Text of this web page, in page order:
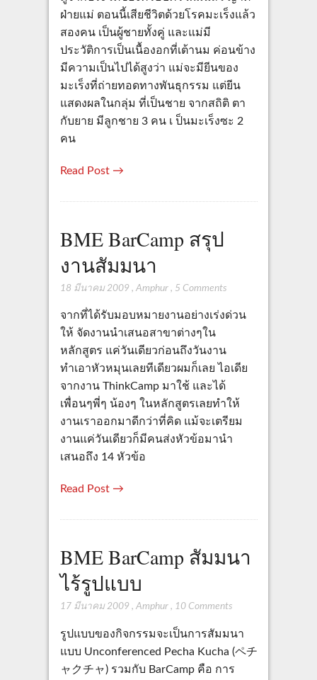
ฝ่ายแม่ ตอนนี้เสียชีวิตด้วยโรคมะเร็งแล้ว
สองคน เป็นผู้ชายทั้งคู่ และแม่มี
ประวัติการเป็นเนื้องอกที่เต้านม ค่อนข้าง
มีความเป็นไปได้สูงว่า แม่จะมียีนของ
มะเร็งที่ถ่ายทอดทางพันธุกรรม แต่ยีน
แสดงผลในกลุ่ม ที่เป็นชาย จากสถิติ ตา
กับยาย มีลูกชาย 3 คน เ ป็นมะเร็งซะ 2
คน
Read Post →
BME BarCamp สรุป
งานสัมมนา
18 มีนาคม 2009 , Amphur, 5 Comments
จากที่ได้รับมอบหมายงานอย่างเร่งด่วน
ให้ จัดงานนำเสนอสาขาต่างๆใน
หลักสูตร แค่วันเดียวก่อนถึงวันงาน
ทำเอาหัวหมุนเลยทีเดียวผมก็เลย ไอเดีย
จากงาน ThinkCamp มาใช้ และได้
เพื่อนๆพี่ๆ น้องๆ ในหลักสูตรเลยทำให้
งานเราออกมาดีกว่าที่คิด แม้จะเตรียม
งานแค่วันเดียวก็มีคนส่งหัวข้อมานำ
เสนอถึง 14 หัวข้อ
Read Post →
BME BarCamp สัมมนา
ไร้รูปแบบ
17 มีนาคม 2009 , Amphur, 10 Comments
รูปแบบของกิจกรรมจะเป็นการสัมมนา
แบบ Unconferenced Pecha Kucha (ペチ
ャクチャ) รวมกับ BarCamp คือ การ